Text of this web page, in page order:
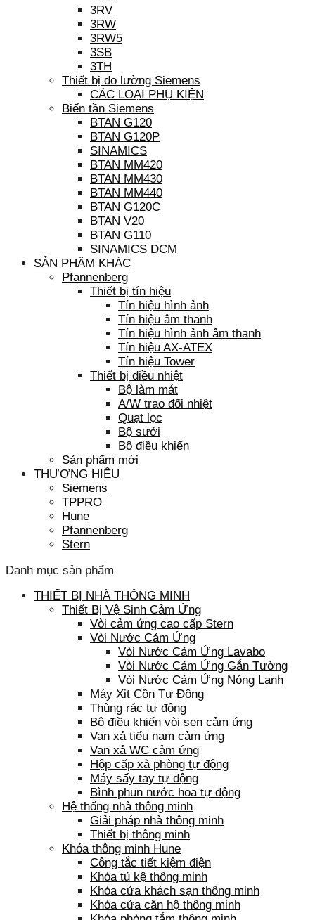
3RV
3RW
3RW5
3SB
3TH
Thiết bị đo lường Siemens
CÁC LOẠI PHỤ KIỆN
Biến tần Siemens
BTAN G120
BTAN G120P
SINAMICS
BTAN MM420
BTAN MM430
BTAN MM440
BTAN G120C
BTAN V20
BTAN G110
SINAMICS DCM
SẢN PHẨM KHÁC
Pfannenberg
Thiết bị tín hiệu
Tín hiệu hình ảnh
Tín hiệu âm thanh
Tín hiệu hình ảnh âm thanh
Tín hiệu AX-ATEX
Tín hiệu Tower
Thiết bị điều nhiệt
Bộ làm mát
A/W trao đổi nhiệt
Quạt lọc
Bộ sưởi
Bộ điều khiển
Sản phẩm mới
THƯƠNG HIỆU
Siemens
TPPRO
Hune
Pfannenberg
Stern
Danh mục sản phẩm
THIẾT BỊ NHÀ THÔNG MINH
Thiết Bị Vệ Sinh Cảm Ứng
Vòi cảm ứng cao cấp Stern
Vòi Nước Cảm Ứng
Vòi Nước Cảm Ứng Lavabo
Vòi Nước Cảm Ứng Gắn Tường
Vòi Nước Cảm Ứng Nóng Lạnh
Máy Xịt Cồn Tự Động
Thùng rác tự động
Bộ điều khiển vòi sen cảm ứng
Van xả tiểu nam cảm ứng
Van xả WC cảm ứng
Hộp cấp xà phòng tự động
Máy sấy tay tự động
Bình phun nước hoa tự động
Hệ thống nhà thông minh
Giải pháp nhà thông minh
Thiết bị thông minh
Khóa thông minh Hune
Công tắc tiết kiệm điện
Khóa tủ kệ thông minh
Khóa cửa khách sạn thông minh
Khóa cửa căn hộ thông minh